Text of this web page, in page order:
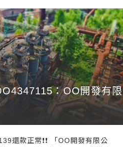
：OO開發有限
還款正常❗️❗️ 「OO開發有限公